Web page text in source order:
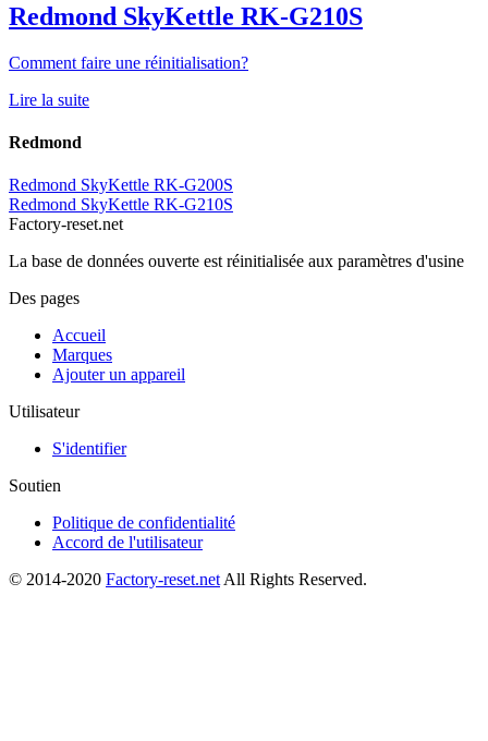
Redmond SkyKettle RK-G210S
Comment faire une réinitialisation?
Lire la suite
Redmond
Redmond SkyKettle RK-G200S
Redmond SkyKettle RK-G210S
Factory-reset.net
La base de données ouverte est réinitialisée aux paramètres d'usine
Des pages
Accueil
Marques
Ajouter un appareil
Utilisateur
S'identifier
Soutien
Politique de confidentialité
Accord de l'utilisateur
© 2014-2020 Factory-reset.net All Rights Reserved.